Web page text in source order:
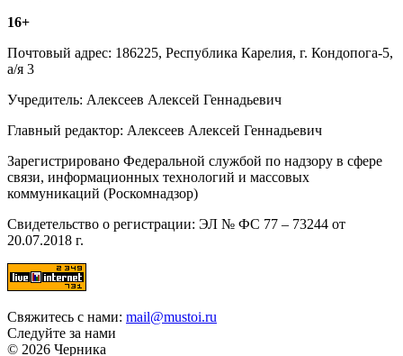
16+
Почтовый адрес: 186225, Республика Карелия, г. Кондопога-5,
а/я 3
Учредитель: Алексеев Алексей Геннадьевич
Главный редактор: Алексеев Алексей Геннадьевич
Зарегистрировано Федеральной службой по надзору в сфере
связи, информационных технологий и массовых
коммуникаций (Роскомнадзор)
Свидетельство о регистрации: ЭЛ № ФС 77 – 73244 от
20.07.2018 г.
Свяжитесь с нами: mail@mustoi.ru
Следуйте за нами
© 2026 Черника